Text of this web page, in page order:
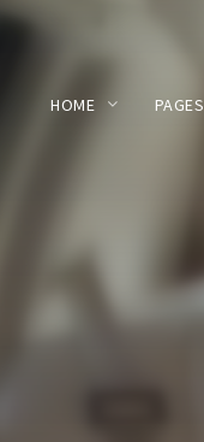
HOME PAGES